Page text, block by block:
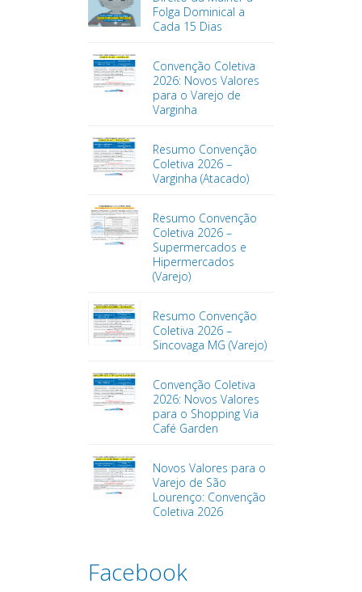
Folga Dominical a
Cada 15 Dias
Convenção Coletiva
2026: Novos Valores
para o Varejo de
Varginha
Resumo Convenção
Coletiva 2026 –
Varginha (Atacado)
Resumo Convenção
Coletiva 2026 –
Supermercados e
Hipermercados
(Varejo)
Resumo Convenção
Coletiva 2026 –
Sincovaga MG (Varejo)
Convenção Coletiva
2026: Novos Valores
para o Shopping Via
Café Garden
Novos Valores para o
Varejo de São
Lourenço: Convenção
Coletiva 2026
Facebook